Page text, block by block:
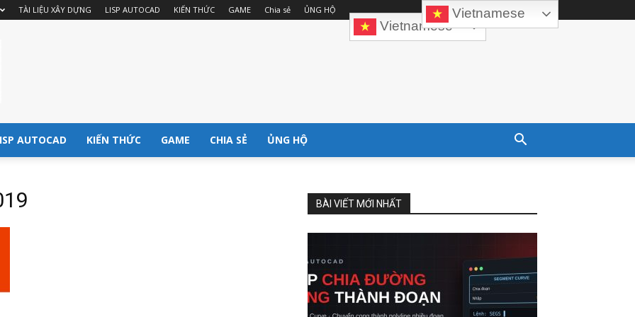
TÀI LIỆU XÂY DỰNG LISP AUTOCAD KIẾN THỨC GAME Chia sẻ ỦNG HỘ
Vietnamese
AUTOCAD KIẾN THỨC GAME CHIA SẺ ỦNG HỘ
BÀI VIẾT MỚI NHẤT
Vietnamese